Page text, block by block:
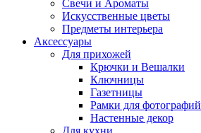
Свечи и Ароматы
Искусственные цветы
Предметы интерьера
Аксессуары
Для прихожей
Крючки и Вешалки
Ключницы
Газетницы
Рамки для фотографий
Настенные декор
Для кухни